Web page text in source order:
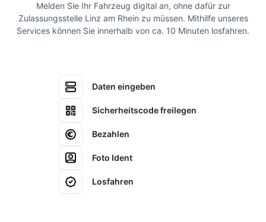
Melden Sie Ihr Fahrzeug digital an, ohne dafür zur
Zulassungsstelle Linz am Rhein zu müssen. Mithilfe unseres
Services können Sie innerhalb von ca. 10 Minuten losfahren.
Daten eingeben
Sicherheitscode freilegen
Bezahlen
Foto Ident
Losfahren